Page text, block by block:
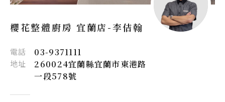
櫻花整體廚房 宜蘭店-李佶翰
電話 03-9371111
地址
260024宜蘭縣宜蘭市東港路
一段578號